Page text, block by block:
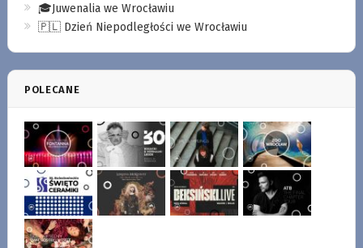
🎓Juwenalia we Wrocławiu
🇵🇱 Dzień Niepodległości we Wrocławiu
POLECANE